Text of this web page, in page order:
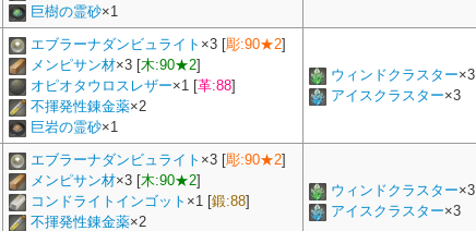
巨樹の霊砂×1
エブラーナダンビュライト ×3 [彫:90★2]
メンピサン材×3 [木:90★2]
オピオタウロスレザー×1 [革:88]
不揮発性錬金薬×2
巨岩の霊砂×1
ウィンドクラスター×3
アイスクラスター×3
エブラーナダンビュライト ×3 [彫:90★2]
メンピサン材×3 [木:90★2]
コンドライトインゴット ×1 [鍛:88]
不揮発性錬金薬×2
ウィンドクラスター×3
アイスクラスター×3